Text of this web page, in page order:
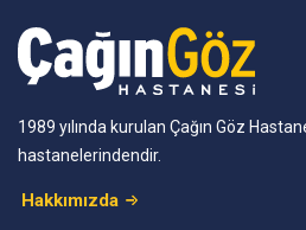
1989 yılında kurulan Çağın Göz
hastanelerindendir.
Hakkımızda